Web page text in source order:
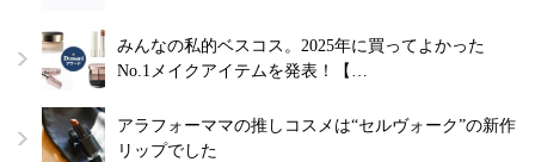
みんなの私的ベスコス。2025年に買ってよかった
No.1メイクアイテムを発表！【…
アラフォーママの推しコスメは“セルヴォーク”の新作
リップでした